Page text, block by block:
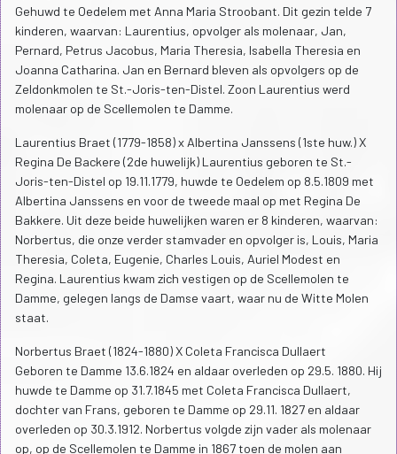
Gehuwd te Oedelem met Anna Maria Stroobant. Dit gezin telde 7
kinderen, waarvan: Laurentius, opvolger als molenaar, Jan,
Pernard, Petrus Jacobus, Maria Theresia, Isabella Theresia en
Joanna Catharina. Jan en Bernard bleven als opvolgers op de
Zeldonkmolen te St.-Joris-ten-Distel. Zoon Laurentius werd
molenaar op de Scellemolen te Damme.
Laurentius Braet (1779-1858) x Albertina Janssens (1ste huw.) X
Regina De Backere (2de huwelijk) Laurentius geboren te St.-
Joris-ten-Distel op 19.11.1779, huwde te Oedelem op 8.5.1809 met
Albertina Janssens en voor de tweede maal op met Regina De
Bakkere. Uit deze beide huwelijken waren er 8 kinderen, waarvan:
Norbertus, die onze verder stamvader en opvolger is, Louis, Maria
Theresia, Coleta, Eugenie, Charles Louis, Auriel Modest en
Regina. Laurentius kwam zich vestigen op de Scellemolen te
Damme, gelegen langs de Damse vaart, waar nu de Witte Molen
staat.
Norbertus Braet (1824-1880) X Coleta Francisca Dullaert
Geboren te Damme 13.6.1824 en aldaar overleden op 29.5. 1880. Hij
huwde te Damme op 31.7.1845 met Coleta Francisca Dullaert,
dochter van Frans, geboren te Damme op 29.11. 1827 en aldaar
overleden op 30.3.1912. Norbertus volgde zijn vader als molenaar
op, op de Scellemolen te Damme in 1867 toen de molen aan